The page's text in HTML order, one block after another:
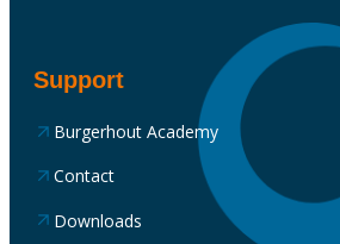
Support
Burgerhout Academy
Contact
Downloads